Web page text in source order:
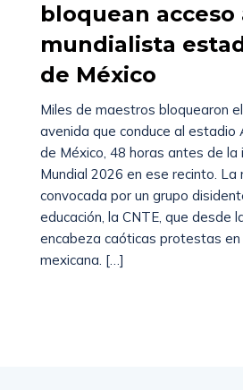
bloquean acceso
mundialista
de México
Miles de maestros bloquearon
avenida que conduce al estadio
de México, 48 horas antes de la
Mundial 2026 en ese recinto. La
convocada por un grupo
educación, la CNTE, que desde
encabeza caóticas protestas en
mexicana. […]